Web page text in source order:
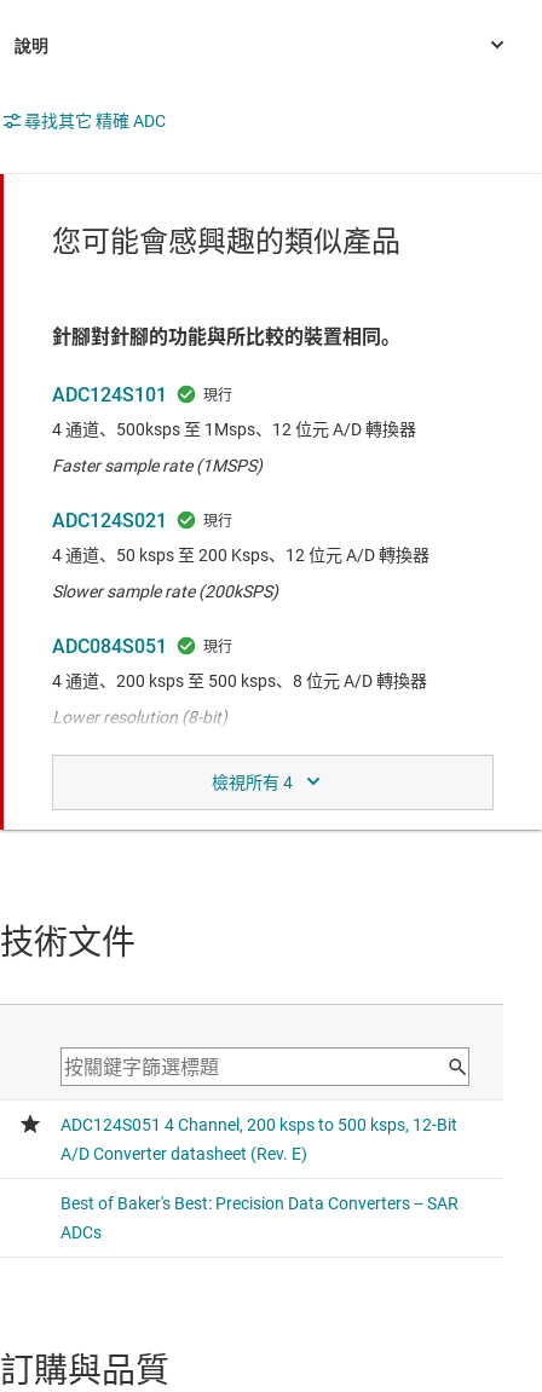
尋找其它 精確 ADC
您可能會感興趣的類似產品
針腳對針腳的功能與所比較的裝置相同。
ADC124S101
4 通道、500ksps 至 1Msps、12 位元 A/D 轉換器
Faster sample rate (1MSPS)
ADC124S021
4 通道、50 ksps 至 200 Ksps、12 位元 A/D 轉換器
Slower sample rate (200kSPS)
ADC084S051
4 通道、200 ksps 至 500 ksps、8 位元 A/D 轉換器
Lower resolution (8-bit)
功能相同，但針腳輸出與所比較的裝置不同。
ADC
Higher channel count (2x)
技術文件
訂購與品質